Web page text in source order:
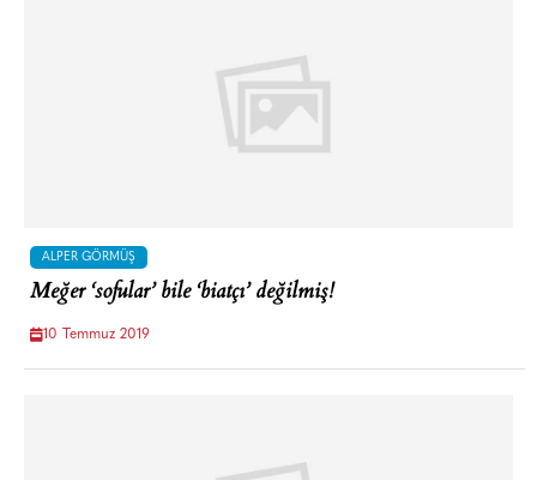
ALPER GÖRMÜŞ
Meğer ‘sofular’ bile ‘biatçı’ değilmiş!
10 Temmuz 2019